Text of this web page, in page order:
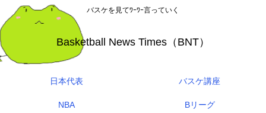
バスケを見てﾜｰﾜｰ言っていく
Basketball News Times（BNT）
日本代表 バスケ講座
NBA Bリーグ